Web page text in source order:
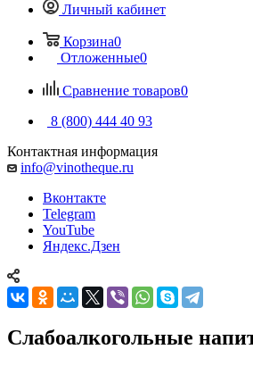
Личный кабинет
Корзина0
Отложенные0
Сравнение товаров0
8 (800) 444 40 93
Контактная информация
info@vinotheque.ru
Вконтакте
Telegram
YouTube
Яндекс.Дзен
Слабоалкогольные